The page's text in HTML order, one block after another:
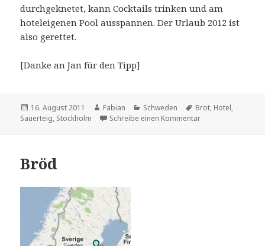
durchgeknetet, kann Cocktails trinken und am
hoteleigenen Pool ausspannen. Der Urlaub 2012 ist
also gerettet.
[Danke an Jan für den Tipp]
Veröffentlicht
am
16. August 2011 Autor
Fabian Kategorien
Schweden Schlagwörter
Brot, Hotel,
Sauerteig, Stockholm Schreibe einen Kommentarzu Urlaubstipp für
Bröd